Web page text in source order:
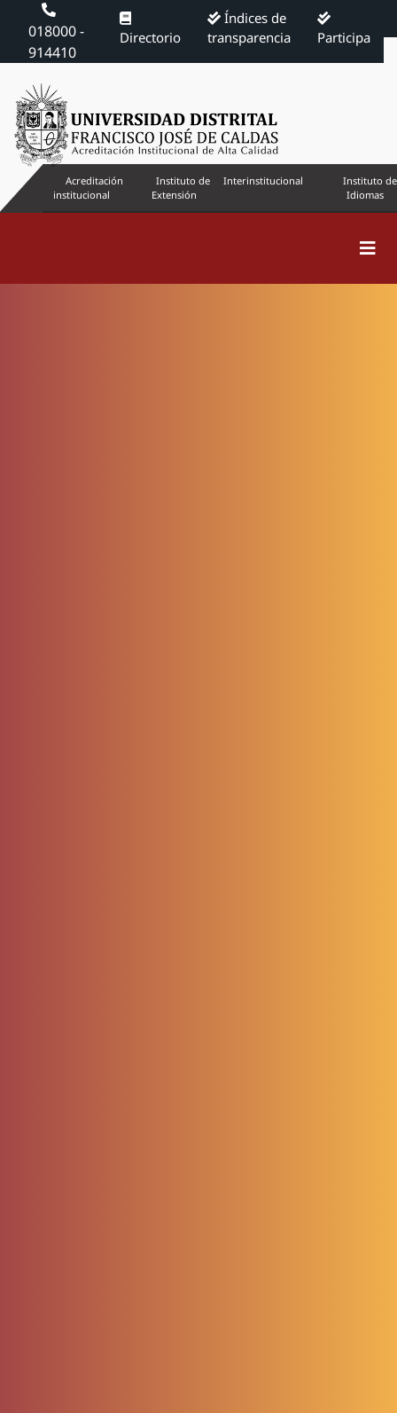
018000 -
914410
Directorio
Índices de
transparencia
Participa
Acreditación
institucional
Instituto de
Extensión
Interinstitucional
Instituto de
Idiomas